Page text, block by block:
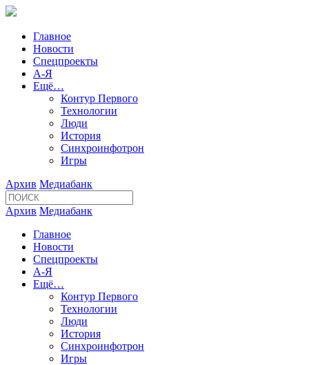
Главное
Новости
Спецпроекты
А-Я
Ещё…
Контур Первого
Технологии
Люди
История
Синхроинфотрон
Игры
Архив Медиабанк
Архив Медиабанк
Главное
Новости
Спецпроекты
А-Я
Ещё…
Контур Первого
Технологии
Люди
История
Синхроинфотрон
Игры